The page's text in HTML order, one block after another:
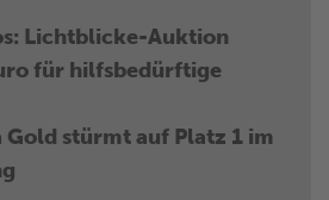
kleine und große
Sache gespendet. Die
sich sehen lassen: Über
allein heute
Die Spendensumme
Lichtblicke-Auktion
für hilfsbedürftige
Gold stürmt auf Platz 1 im